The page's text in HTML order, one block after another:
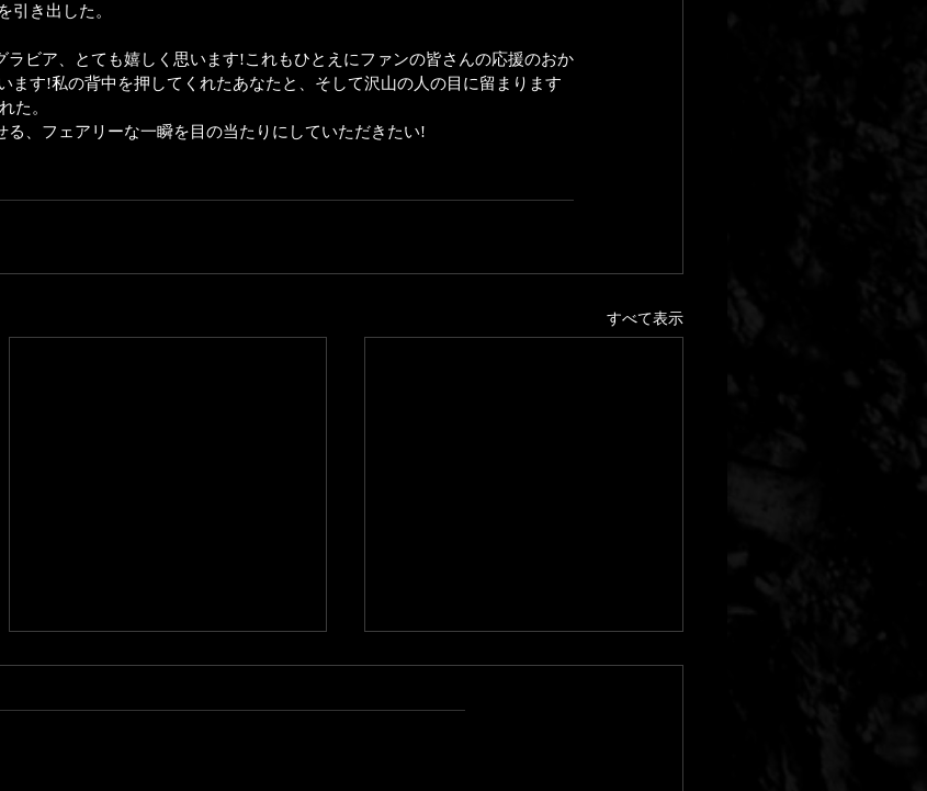
引き出した。
ラビア、とても嬉しく思います!これもひとえにファンの皆さんの応援のおか
ます!私の背中を押してくれたあなたと、そして沢山の人の目に留まります
た。
る、フェアリーな一瞬を目の当たりにしていただきたい!
すべて表示